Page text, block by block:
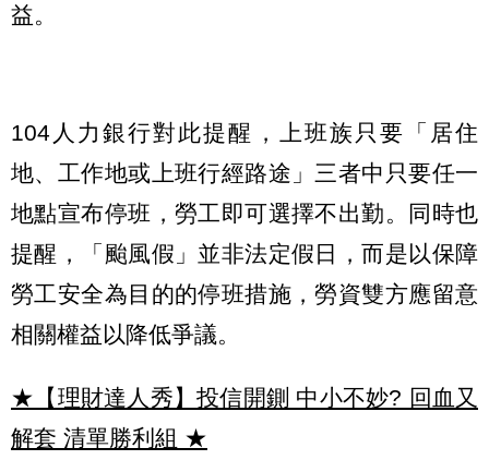
益。
104人力銀行對此提醒，上班族只要「居住
地、工作地或上班行經路途」三者中只要任一
地點宣布停班，勞工即可選擇不出勤。同時也
提醒，「颱風假」並非法定假日，而是以保障
勞工安全為目的的停班措施，勞資雙方應留意
相關權益以降低爭議。
★【理財達人秀】投信開鍘 中小不妙? 回血又
解套 清單勝利組 ★